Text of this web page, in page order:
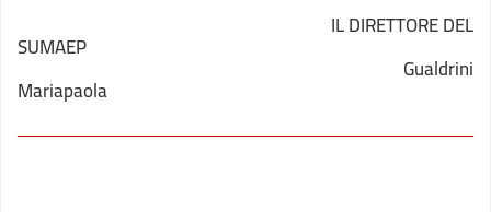
IL DIRETTORE DEL
SUMAEP
Gualdrini
Mariapaola